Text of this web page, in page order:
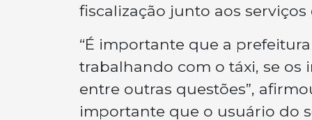
fiscalização junto aos
“É importante que a
trabalhando com o táxi, se os
entre outras questões”,
importante que o usuário do